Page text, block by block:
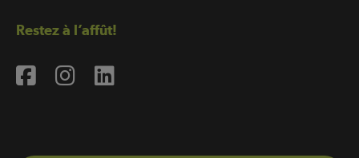
Restez à l’affût!